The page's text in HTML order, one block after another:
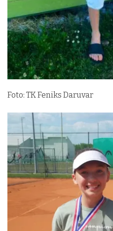
Foto: TK Feniks Daruvar